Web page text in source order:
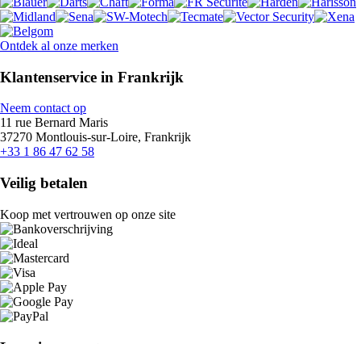
Ontdek al onze merken
Klantenservice in Frankrijk
Neem contact op
11 rue Bernard Maris
37270 Montlouis-sur-Loire, Frankrijk
+33 1 86 47 62 58
Veilig betalen
Koop met vertrouwen op onze site